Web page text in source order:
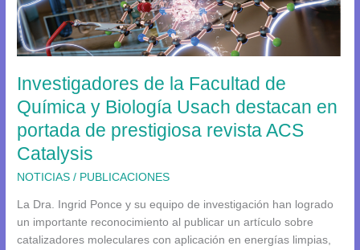
Investigadores de la Facultad de
Química y Biología Usach destacan en
portada de prestigiosa revista ACS
Catalysis
NOTICIAS / PUBLICACIONES
La Dra. Ingrid Ponce y su equipo de investigación han logrado
un importante reconocimiento al publicar un artículo sobre
catalizadores moleculares con aplicación en energías limpias,
Facultad
de
Química
Biología
Usach
destacan
en
portada
revista
ACS
Catalysis